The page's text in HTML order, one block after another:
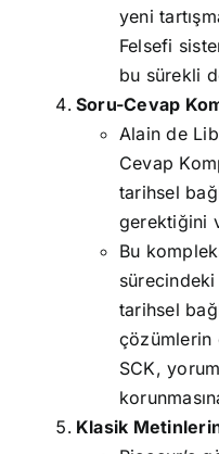
yeni
Felsefi
bu sürekli
Soru-Cevap
Alain de
Cevap
tarihsel
gerektiğini
Bu
sürecindeki
tarihsel
çözümlerin
SCK,
Klasik